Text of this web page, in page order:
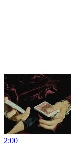
2:00